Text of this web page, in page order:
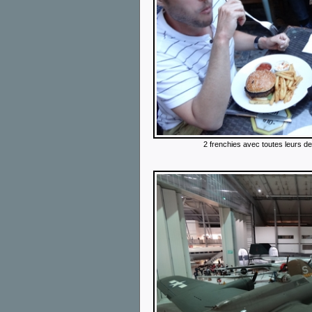
2 frenchies avec toutes leurs